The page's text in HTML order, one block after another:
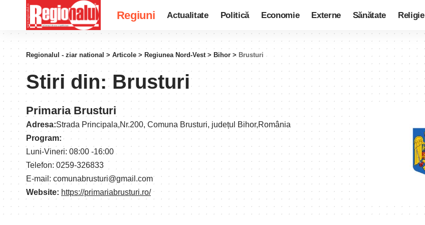
Regiuni Actualitate Politică Economie Externe Sănătate Religie
Regionalul - ziar national > Articole > Regiunea Nord-Vest> Bihor > Brusturi
Stiri din:Brusturi
Primaria Brusturi
Adresa:Strada Principala,Nr.200, Comuna Brusturi, județul Bihor,România
Program:
Luni-Vineri: 08:00 -16:00
Telefon: 0259-326833
E-mail: comunabrusturi@gmail.com
Website: https://primariabrusturi.ro/